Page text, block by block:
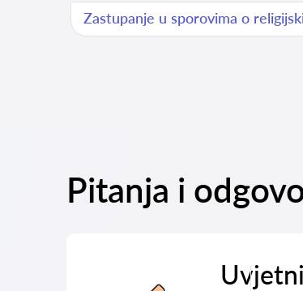
Zastupanje u sporovima o
Pitanja i